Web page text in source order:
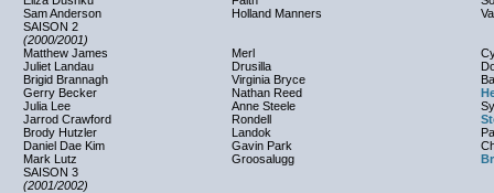
Sam Anderson
Holland Manners
SAISON 2
(2000/2001)
Matthew James
Merl
Juliet Landau
Drusilla
Brigid Brannagh
Virginia Bryce
Gerry Becker
Nathan Reed
Julia Lee
Anne Steele
Jarrod Crawford
Rondell
Brody Hutzler
Landok
Daniel Dae Kim
Gavin Park
Mark Lutz
Groosalugg
SAISON 3
(2001/2002)